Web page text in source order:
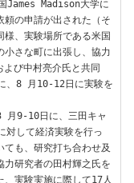
Madison大学に
頼の申請が出された（そ
様、実験場所である米国
小さな町に出張し、協力
び中村亮介氏と共同
、8 月10-12日に実験を
9-10日に、三田キャ
対して経済実験を行っ
も、研究打ち合わせ及
力研究者の田村輝之氏を
実験実施に際して17人